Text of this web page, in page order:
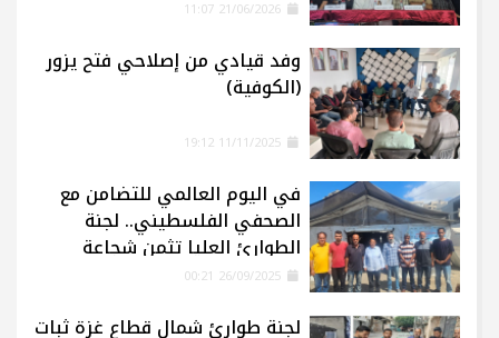
وفد قيادي من إصلاحي فتح يزور
(الكوفية)
في اليوم العالمي للتضامن مع
الصحفي الفلسطيني.. لجنة
الطوارئ العليا تثمن شجاعة
الإعلاميين في غزة
لجنة طوارئ شمال قطاع غزة ثبات